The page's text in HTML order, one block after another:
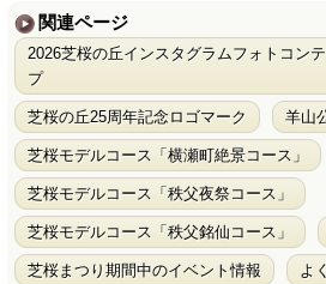
関連ページ
2026芝桜の丘インスタグラムフォトコン
プ
芝桜の丘25周年記念ロゴマーク 羊山
芝桜モデルコース「横瀬町絶景コース」
芝桜モデルコース「秩父夜祭コース」
芝桜モデルコース「秩父銘仙コース」
芝桜まつり期間中のイベント情報 よ